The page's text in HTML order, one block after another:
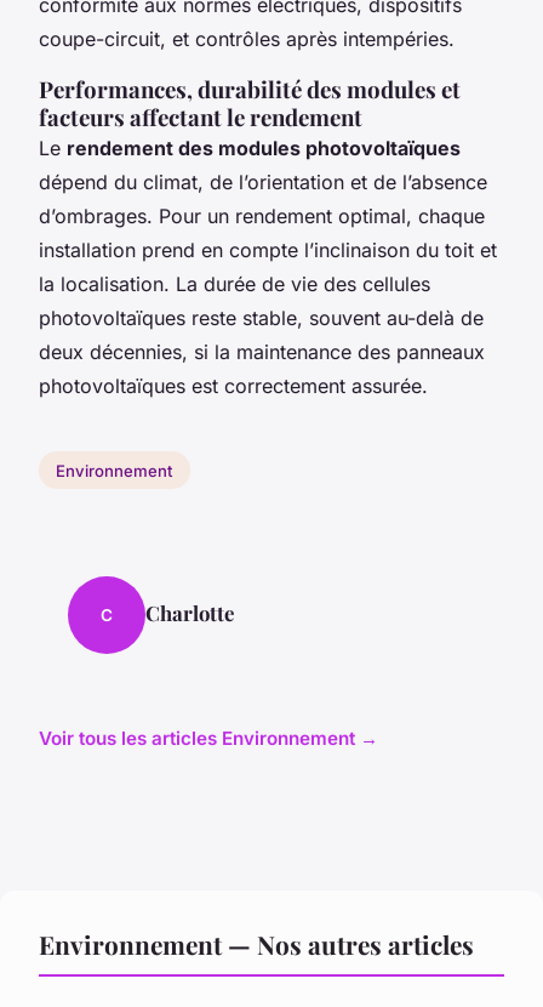
coupe-circuit, et contrôles après intempéries.
Performances, durabilité des modules et
facteurs affectant le rendement
Le rendement des modules photovoltaïques
dépend du climat, de l’orientation et de l’absence
d’ombrages. Pour un rendement optimal, chaque
installation prend en compte l’inclinaison du toit et
la localisation. La durée de vie des cellules
photovoltaïques reste stable, souvent au-delà de
deux décennies, si la maintenance des panneaux
photovoltaïques est correctement assurée.
Environnement
C Charlotte
Voir tous les articles Environnement →
Environnement — Nos autres articles